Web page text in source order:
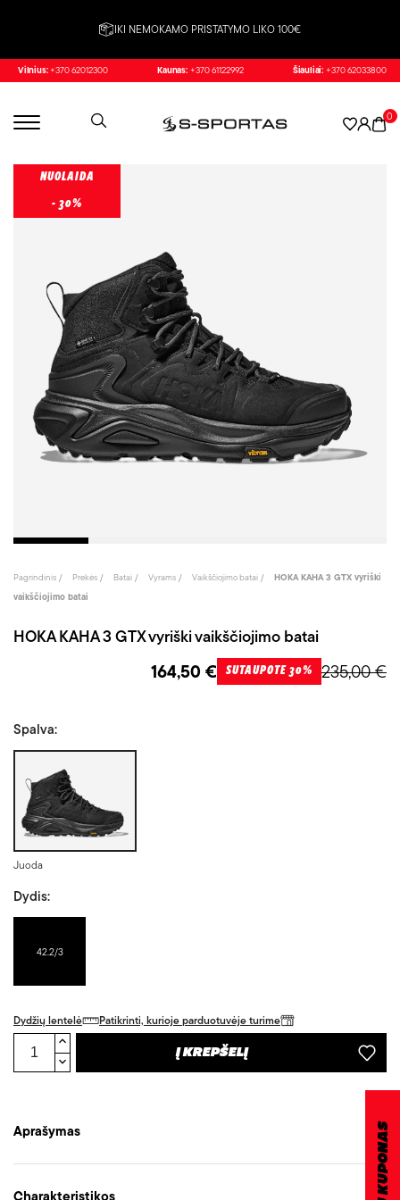
IKI NEMOKAMO PRISTATYMO LIKO 100€
Vilnius: +370 62012300 Kaunas: +370 61122992 Šiauliai: +370 62033800
0
NUOLAIDA
- 30%
Pagrindinis Prekės Batai Vyrams Vaikščiojimo batai
HOKA KAHA 3 GTX vyriški
vaikščiojimo batai
HOKA KAHA 3 GTX vyriški vaikščiojimo batai
235,00 €
164,50 € SUTAUPOTE 30%
Spalva:
Juoda
Dydis:
42.2/3
Dydžių lentelė Patikrinti, kurioje parduotuvėje turime
Į KREPŠELĮ
Aprašymas
Charakteristikos